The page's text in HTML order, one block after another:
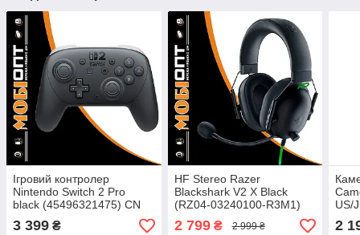
Ігровий контролер
Nintendo Switch 2 Pro
black (45496321475) CN
3 399 ₴
HF Stereo Razer
Blackshark V2 X Black
(RZ04-03240100-R3M1)
UA
2 799₴ 2 999 ₴
US/
2